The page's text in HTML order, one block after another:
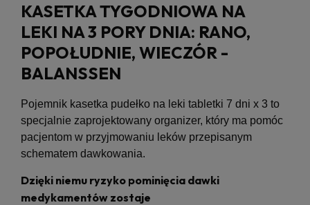
KASETKA TYGODNIOWA NA
LEKI NA 3 PORY DNIA: RANO,
POPOŁUDNIE, WIECZÓR -
BALANSSEN
Pojemnik kasetka pudełko na leki tabletki 7 dni x 3 to
specjalnie zaprojektowany organizer, który ma pomóc
pacjentom w przyjmowaniu leków przepisanym
schematem dawkowania.
Dzięki niemu ryzyko pominięcia dawki
medykamentów zostaje